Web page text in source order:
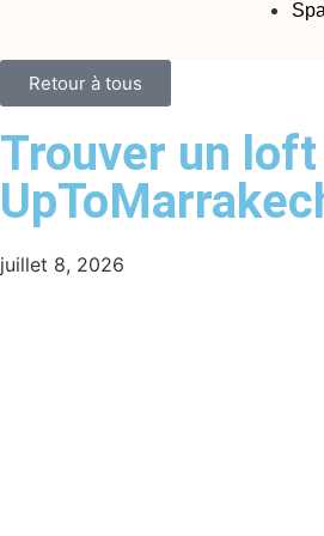
Spa
Retour à tous
Trouver un
juillet 8, 2026